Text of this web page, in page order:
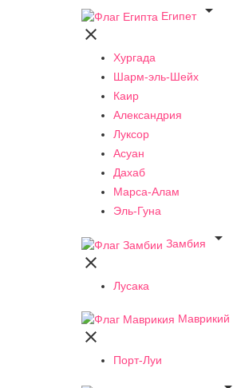
Египет


Хургада
Шарм-эль-Шейх
Каир
Александрия
Луксор
Асуан
Дахаб
Марса-Алам
Эль-Гуна
Замбия


Лусака
Маврикий

Порт-Луи